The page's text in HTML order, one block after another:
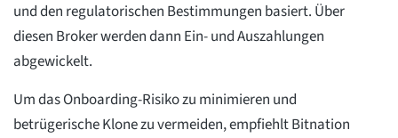
und den regulatorischen Bestimmungen basiert. Über
diesen Broker werden dann Ein- und Auszahlungen
abgewickelt.
Um das Onboarding-Risiko zu minimieren und
betrügerische Klone zu vermeiden, empfiehlt Bitnation